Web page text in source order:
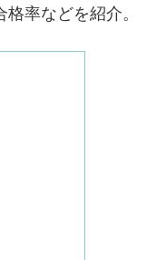
率などを紹介。